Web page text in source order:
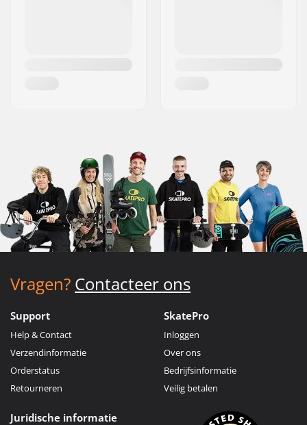
Vragen? Contacteer ons
Support
Help & Contact
Verzendinformatie
Orderstatus
Retourneren
SkatePro
Inloggen
Over ons
Bedrijfsinformatie
Veilig betalen
Juridische informatie